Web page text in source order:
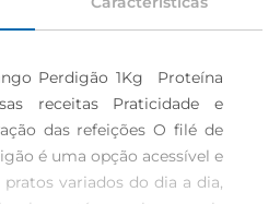
Perdigão 1Kg  Proteína
receitas Praticidade e
das refeições O filé de
é uma opção acessível e
variados do dia a dia,